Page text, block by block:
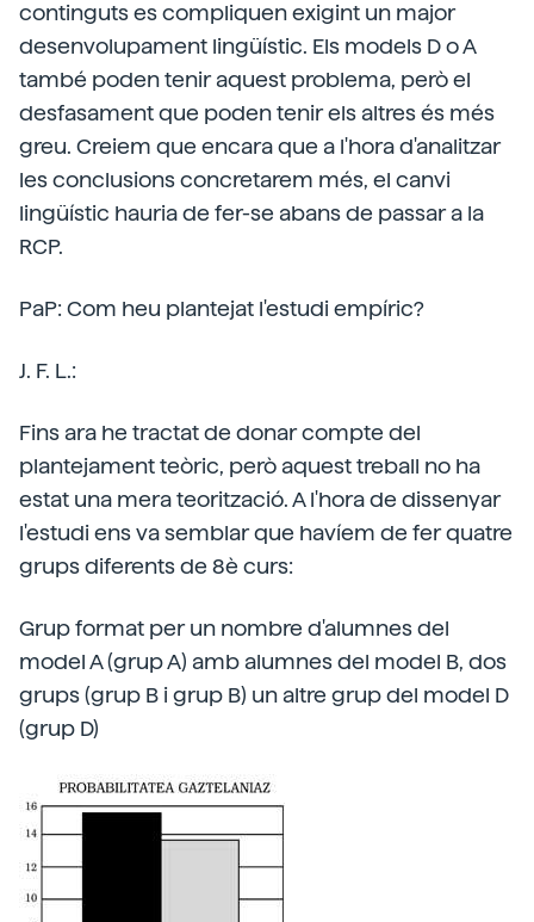
continguts es compliquen exigint un major
desenvolupament lingüístic. Els models D o A
també poden tenir aquest problema, però el
desfasament que poden tenir els altres és més
greu. Creiem que encara que a l'hora d'analitzar
les conclusions concretarem més, el canvi
lingüístic hauria de fer-se abans de passar a la
RCP.
PaP: Com heu plantejat l'estudi empíric?
J. F. L.:
Fins ara he tractat de donar compte del
plantejament teòric, però aquest treball no ha
estat una mera teorització. A l'hora de dissenyar
l'estudi ens va semblar que havíem de fer quatre
grups diferents de 8è curs:
Grup format per un nombre d'alumnes del
model A (grup A) amb alumnes del model B, dos
grups (grup B i grup B) un altre grup del model D
(grup D)